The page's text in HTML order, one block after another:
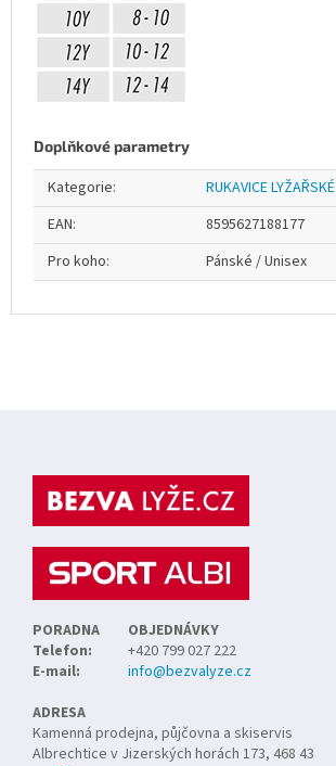
Doplňkové parametry
Kategorie:
RUKAVICE LYŽAŘSKÉ
EAN:
8595627188177
Pro koho: Pánské / Unisex
PORADNA
OBJEDNÁVKY
Telefon:
+420 799 027 222
E-mail:
info@bezvalyze.cz
ADRESA
Kamenná prodejna, půjčovna a skiservis
Albrechtice v Jizerských horách 173, 468 43